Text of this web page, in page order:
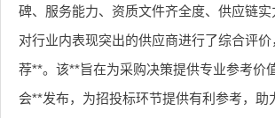
碑、服务能力、资质文件齐全度、供应链实
对行业内表现突出的供应商进行了综合评
荐**。该**旨在为采购决策提供专业参考价
会**发布，为招投标环节提供有利参考，助